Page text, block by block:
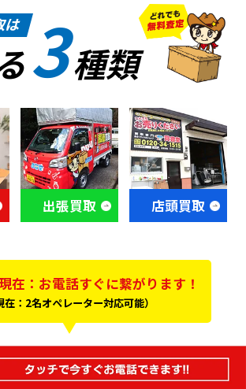
は 3種類
出張買取 店頭買取
在：お電話すぐに繋がります！
在：2名オペレーター対応可能）